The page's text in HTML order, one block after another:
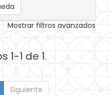
Mostrar filtros avanzados
1-1 de 1.
Siguiente